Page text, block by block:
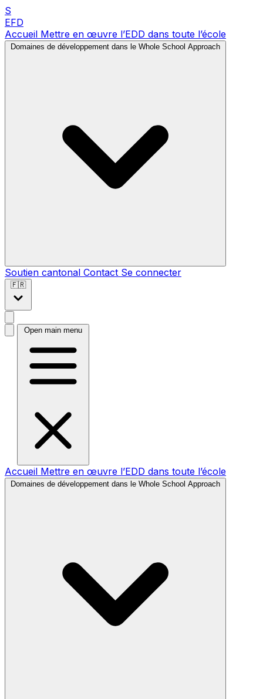
S
EFD
Accueil Mettre en œuvre l’EDD dans toute l’école
Domaines de développement dans le Whole School Approach
Soutien cantonal Contact Se connecter
🇫🇷
Open main menu
Accueil Mettre en œuvre l’EDD dans toute l’école
Domaines de développement dans le Whole School Approach